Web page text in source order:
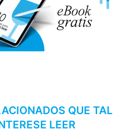
QUE TAL
LEER